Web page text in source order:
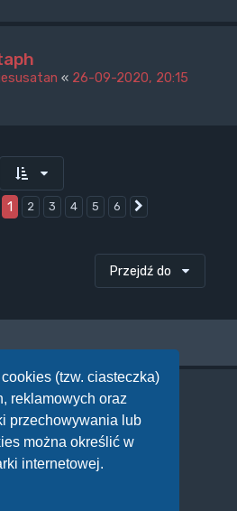
(tzw. ciasteczka)
reklamowych oraz
przechowywania lub
można określić w
internetowej.
« 26-09-2020, 20:15
1 2 3 4 5 6
Przejdź do
forum
tematów
w tematach
postów
postów